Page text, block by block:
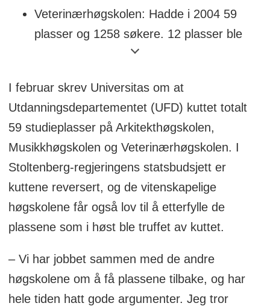
Veterinærhøgskolen: Hadde i 2004 59
plasser og 1258 søkere. 12 plasser ble
Arkitekthøgskolen: Hadde i 2004 49
plasser og 1540 søkere. 19 plasser ble
kuttet.
Musikkhøgskolen: Hadde i 2004 64
plasser og 1240 søkere. 28 plasser ble
kuttet.
I februar skrev Universitas om at
Utdanningsdepartementet (UFD) kuttet totalt
59 studieplasser på Arkitekthøgskolen,
Musikkhøgskolen og Veterinærhøgskolen. I
Stoltenberg-regjeringens statsbudsjett er
kuttene reversert, og de vitenskapelige
høgskolene får også lov til å etterfylle de
plassene som i høst ble truffet av kuttet.
– Vi har jobbet sammen med de andre
høgskolene om å få plassene tilbake, og har
hele tiden hatt gode argumenter. Jeg tror